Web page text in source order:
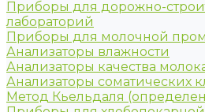
Приборы для дорожно-
лабораторий
Приборы для молочной
Анализаторы влажности
Анализаторы качества
Анализаторы соматических
Метод Кьельдаля